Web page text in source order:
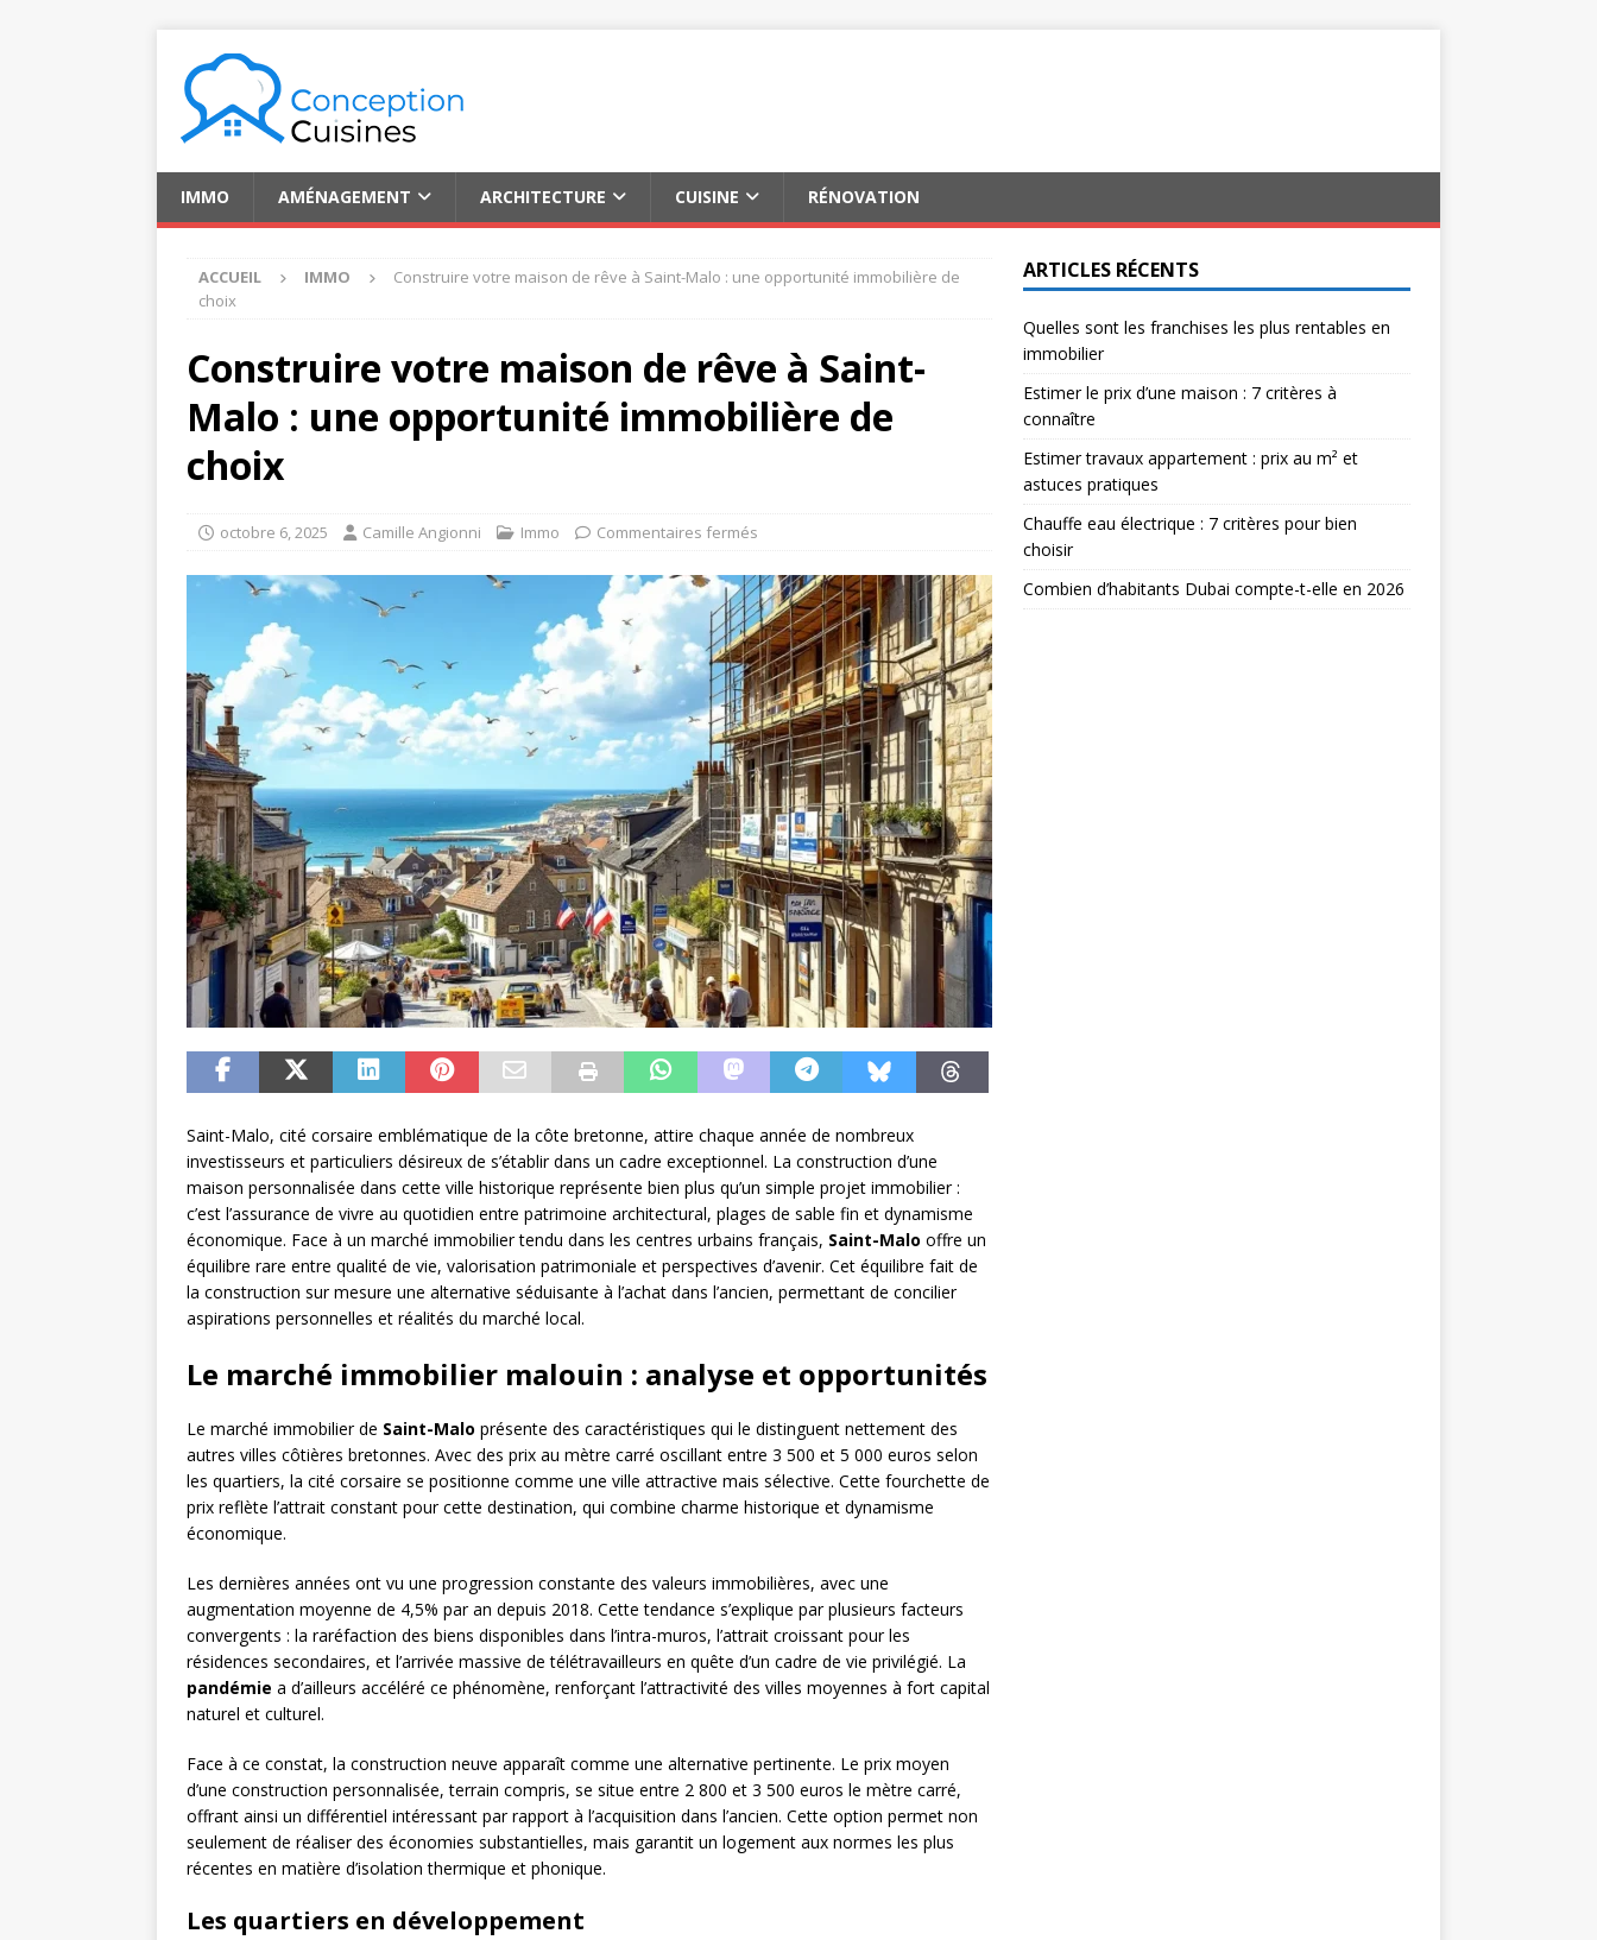
IMMO AMÉNAGEMENT ARCHITECTURE CUISINE RÉNOVATION
ACCUEIL IMMO
Construire votre maison de rêve à Saint-Malo : une opportunité immobilière de
choix
Construire votre maison de rêve à Saint-
Malo : une opportunité immobilière de
choix
octobre 6, 2025 Camille Angionni Immo Commentaires fermés
Saint-Malo, cité corsaire emblématique de la côte bretonne, attire chaque année de nombreux
investisseurs et particuliers désireux de s’établir dans un cadre exceptionnel. La construction d’une
maison personnalisée dans cette ville historique représente bien plus qu’un simple projet immobilier :
c’est l’assurance de vivre au quotidien entre patrimoine architectural, plages de sable fin et dynamisme
économique. Face à un marché immobilier tendu dans les centres urbains français, Saint-Malo offre un
équilibre rare entre qualité de vie, valorisation patrimoniale et perspectives d’avenir. Cet équilibre fait de
la construction sur mesure une alternative séduisante à l’achat dans l’ancien, permettant de concilier
aspirations personnelles et réalités du marché local.
Le marché immobilier malouin : analyse et opportunités
Le marché immobilier de Saint-Malo présente des caractéristiques qui le distinguent nettement des
autres villes côtières bretonnes. Avec des prix au mètre carré oscillant entre 3 500 et 5 000 euros selon
les quartiers, la cité corsaire se positionne comme une ville attractive mais sélective. Cette fourchette de
prix reflète l’attrait constant pour cette destination, qui combine charme historique et dynamisme
économique.
Les dernières années ont vu une progression constante des valeurs immobilières, avec une
augmentation moyenne de 4,5% par an depuis 2018. Cette tendance s’explique par plusieurs facteurs
convergents : la raréfaction des biens disponibles dans l’intra-muros, l’attrait croissant pour les
résidences secondaires, et l’arrivée massive de télétravailleurs en quête d’un cadre de vie privilégié. La
pandémie a d’ailleurs accéléré ce phénomène, renforçant l’attractivité des villes moyennes à fort capital
naturel et culturel.
Face à ce constat, la construction neuve apparaît comme une alternative pertinente. Le prix moyen
d’une construction personnalisée, terrain compris, se situe entre 2 800 et 3 500 euros le mètre carré,
offrant ainsi un différentiel intéressant par rapport à l’acquisition dans l’ancien. Cette option permet non
seulement de réaliser des économies substantielles, mais garantit un logement aux normes les plus
récentes en matière d’isolation thermique et phonique.
Les quartiers en développement
ARTICLES RÉCENTS
Quelles sont les franchises les plus rentables en
immobilier
Estimer le prix d’une maison : 7 critères à
connaître
Estimer travaux appartement : prix au m² et
astuces pratiques
Chauffe eau électrique : 7 critères pour bien
choisir
Combien d’habitants Dubai compte-t-elle en 2026